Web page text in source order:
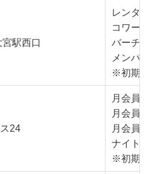
駅西口
レンタル
コワーキ
バーチャ
メンバー
※初期費
24
月会員：
月会員：
月会員：
ナイト＆
※初期費